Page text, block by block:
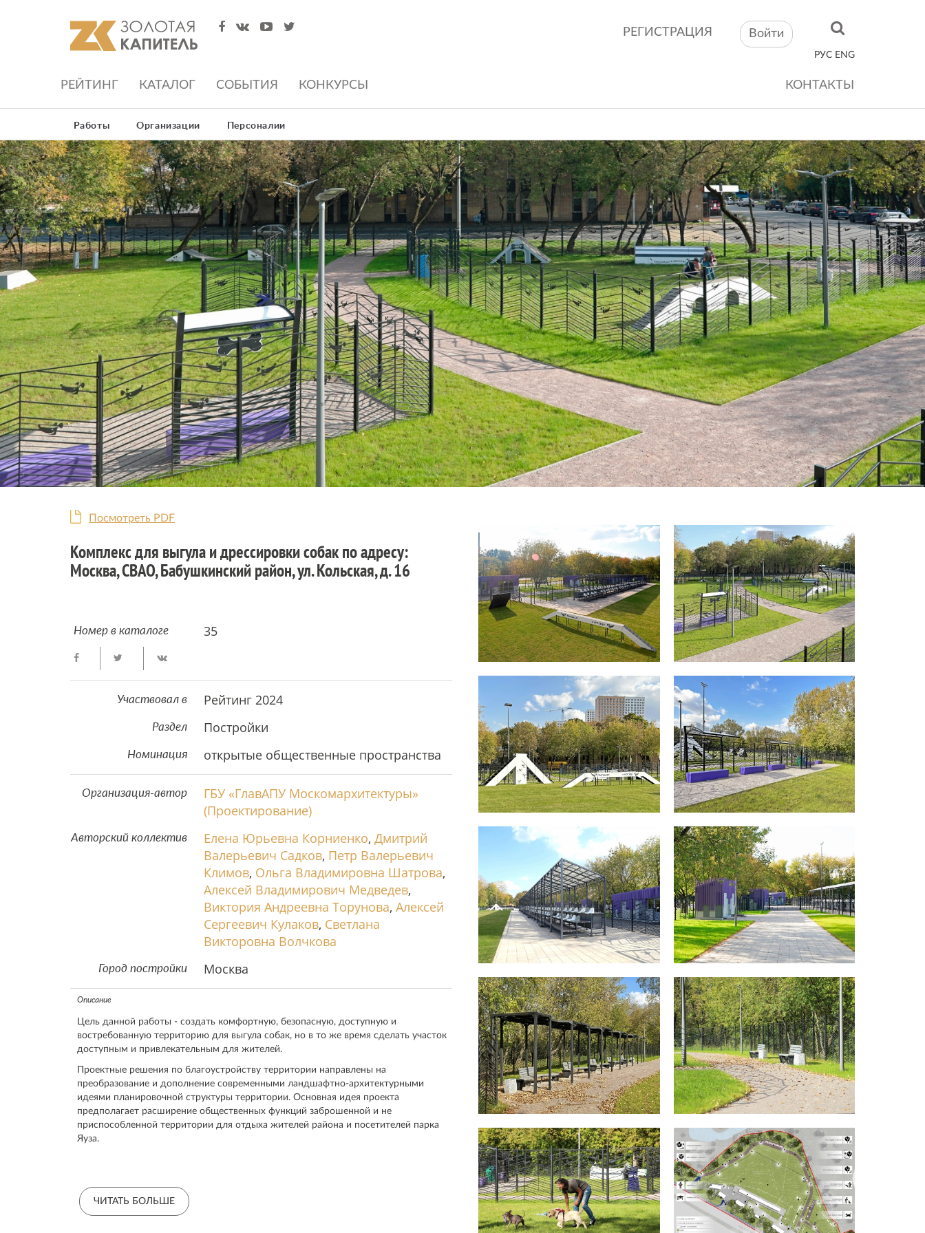
РЕГИСТРАЦИЯ Войти
РУС ENG
РЕЙТИНГ КАТАЛОГ СОБЫТИЯ КОНКУРСЫ КОНТАКТЫ
Работы Организации Персоналии
Посмотреть PDF
Комплекс для выгула и дрессировки собак по адресу:
Москва, СВАО, Бабушкинский район, ул. Кольская, д. 16
Номер в каталоге 35
Участвовал в Рейтинг 2024
Раздел Постройки
Номинация открытые общественные пространства
Организация-автор
ГБУ «ГлавАПУ Москомархитектуры»
(Проектирование)
Авторский коллектив Елена Юрьевна Корниенко,Дмитрий
Валерьевич Садков, Петр Валерьевич
Климов, Ольга Владимировна Шатрова,
Алексей Владимирович Медведев,
Виктория Андреевна Торунова,Алексей
Сергеевич Кулаков, Светлана
Викторовна Волчкова
Город постройки Москва
Описание
Цель данной работы - создать комфортную, безопасную, доступную и
востребованную территорию для выгула собак, но в то же время сделать участок
доступным и привлекательным для жителей.
Проектные решения по благоустройству территории направлены на
преобразование и дополнение современными ландшафтно-архитектурными
идеями планировочной структуры территории. Основная идея проекта
предполагает расширение общественных функций заброшенной и не
приспособленной территории для отдыха жителей района и посетителей парка
Яуза.
профессиональные кинологи могут дрессировать собак и проводить различные
мероприятия, связанные с питомцами, созданы две тренировочные зоны с
профессиональными снарядами для занятий дрессировкой, комфортные трибуны
ЧИТАТЬ БОЛЬШЕ